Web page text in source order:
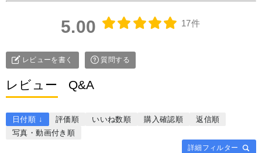
5.00 17件
レビューを書く 質問する
レビュー Q&A
詳細フィルター
日付順 ↓ 評価順 いいね数順 購入確認順
返信順
写真・動画付き順